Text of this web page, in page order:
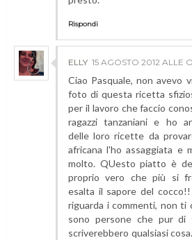
Rispondi
ELLY 15 AGOSTO 2012 ALLE
Ciao Pasquale, non avevo
foto di questa ricetta
per il lavoro che faccio
ragazzi tanzaniani e ho
delle loro ricette da
africana l'ho assaggiata e
molto. QUesto piatto è
proprio vero che più si
esalta il sapore del
riguarda i commenti, non ti
sono persone che pur di
scriverebbero qualsiasi